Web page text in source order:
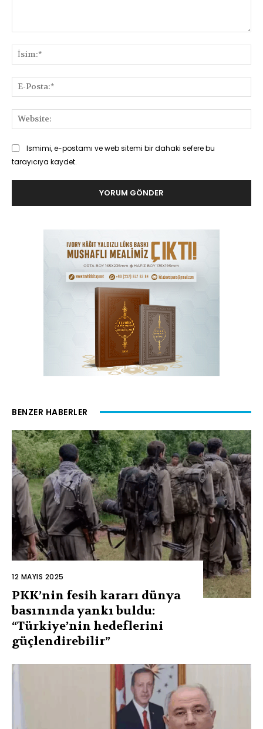
Ismimi, e-postamı ve web sitemi bir dahaki sefere bu
tarayıcıya kaydet.
BENZER HABERLER
12 MAYIS 2025
PKK’nin fesih kararı dünya
basınında yankı buldu:
“Türkiye’nin hedeflerini
güçlendirebilir”